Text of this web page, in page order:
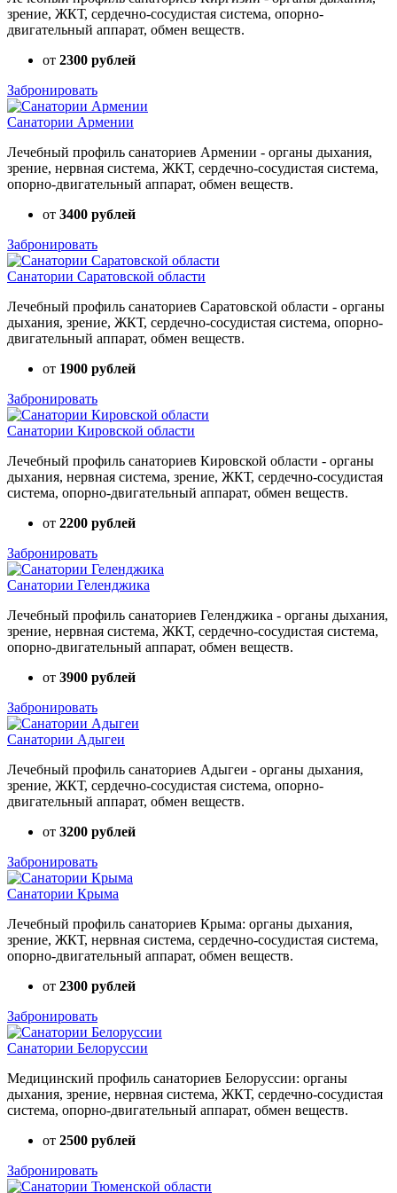
зрение, ЖКТ, сердечно-сосудистая система, опорно-
двигательный аппарат, обмен веществ.
от 2300 рублей
Забронировать
Санатории Армении
Лечебный профиль санаториев Армении - органы дыхания,
зрение, нервная система, ЖКТ, сердечно-сосудистая система,
опорно-двигательный аппарат, обмен веществ.
от 3400 рублей
Забронировать
Санатории Саратовской области
Лечебный профиль санаториев Саратовской области - органы
дыхания, зрение, ЖКТ, сердечно-сосудистая система, опорно-
двигательный аппарат, обмен веществ.
от 1900 рублей
Забронировать
Санатории Кировской области
Лечебный профиль санаториев Кировской области - органы
дыхания, нервная система, зрение, ЖКТ, сердечно-сосудистая
система, опорно-двигательный аппарат, обмен веществ.
от 2200 рублей
Забронировать
Санатории Геленджика
Лечебный профиль санаториев Геленджика - органы дыхания,
зрение, нервная система, ЖКТ, сердечно-сосудистая система,
опорно-двигательный аппарат, обмен веществ.
от 3900 рублей
Забронировать
Санатории Адыгеи
Лечебный профиль санаториев Адыгеи - органы дыхания,
зрение, ЖКТ, сердечно-сосудистая система, опорно-
двигательный аппарат, обмен веществ.
от 3200 рублей
Забронировать
Санатории Крыма
Лечебный профиль санаториев Крыма: органы дыхания,
зрение, ЖКТ, нервная система, сердечно-сосудистая система,
опорно-двигательный аппарат, обмен веществ.
от 2300 рублей
Забронировать
Санатории Белоруссии
Медицинский профиль санаториев Белоруссии: органы
дыхания, зрение, нервная система, ЖКТ, сердечно-сосудистая
система, опорно-двигательный аппарат, обмен веществ.
от 2500 рублей
Забронировать